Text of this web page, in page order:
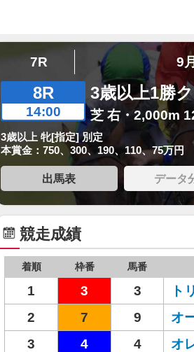
7R 9
8R
14:00
3歳以上1勝
芝 右・2,000m
3歳以上 牝[指定] 別定
本賞金：750、300、190、110、75万円
出馬表 データ
競走成績
着順 枠番 馬番
1 3 3 ト
2
7 9 オ
3
4 4 オ